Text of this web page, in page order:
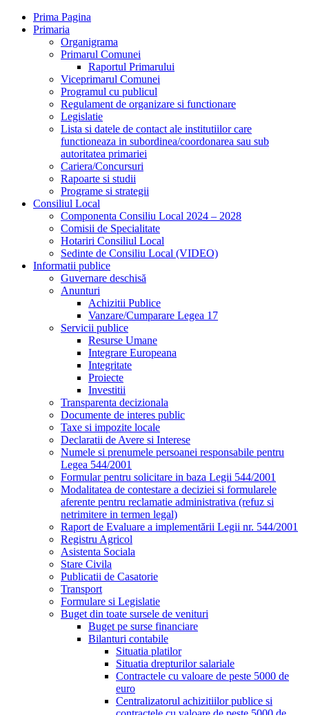
Prima Pagina
Primaria
Organigrama
Primarul Comunei
Raportul Primarului
Viceprimarul Comunei
Programul cu publicul
Regulament de organizare si functionare
Legislatie
Lista si datele de contact ale institutiilor care
functioneaza in subordinea/coordonarea sau sub
autoritatea primariei
Cariera/Concursuri
Rapoarte si studii
Programe si strategii
Consiliul Local
Componenta Consiliu Local 2024 – 2028
Comisii de Specialitate
Hotariri Consiliul Local
Sedinte de Consiliu Local (VIDEO)
Informatii publice
Guvernare deschisă
Anunturi
Achizitii Publice
Vanzare/Cumparare Legea 17
Servicii publice
Resurse Umane
Integrare Europeana
Integritate
Proiecte
Investitii
Transparenta decizionala
Documente de interes public
Taxe si impozite locale
Declaratii de Avere si Interese
Numele si prenumele persoanei responsabile pentru
Legea 544/2001
Formular pentru solicitare in baza Legii 544/2001
Modalitatea de contestare a deciziei si formularele
aferente pentru reclamatie administrativa (refuz si
netrimitere in termen legal)
Raport de Evaluare a implementării Legii nr. 544/2001
Registru Agricol
Asistenta Sociala
Stare Civila
Publicatii de Casatorie
Transport
Formulare si Legislatie
Buget din toate sursele de venituri
Buget pe surse financiare
Bilanturi contabile
Situatia platilor
Situatia drepturilor salariale
Contractele cu valoare de peste 5000 de
euro
Centralizatorul achizitiilor publice si